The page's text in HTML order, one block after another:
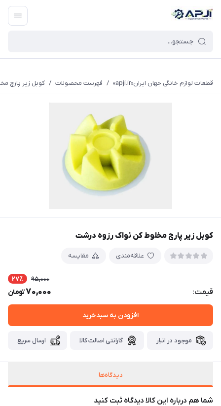
قطعات یدکی و جانبی لوازم خانگی جهان ایران
قطعات لوازم خانگی جهان ایران«apji.ir» / فهرست محصولات / کوبل زیر پارچ
کوبل زیر پارچ مخلوط کن نواک رزوه درشت
علاقه‌مندی مقایسه
قیمت:
95,000 27٪
70,000تومان
افزودن به سبدخرید
موجود در انبار گارانتی اصالت کالا ارسال سریع
دیدگاه‌ها
شما هم درباره این کالا دیدگاه ثبت کنید